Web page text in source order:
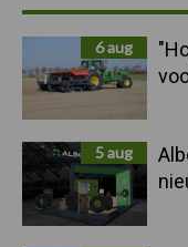
Sidebar
6 aug
5 aug